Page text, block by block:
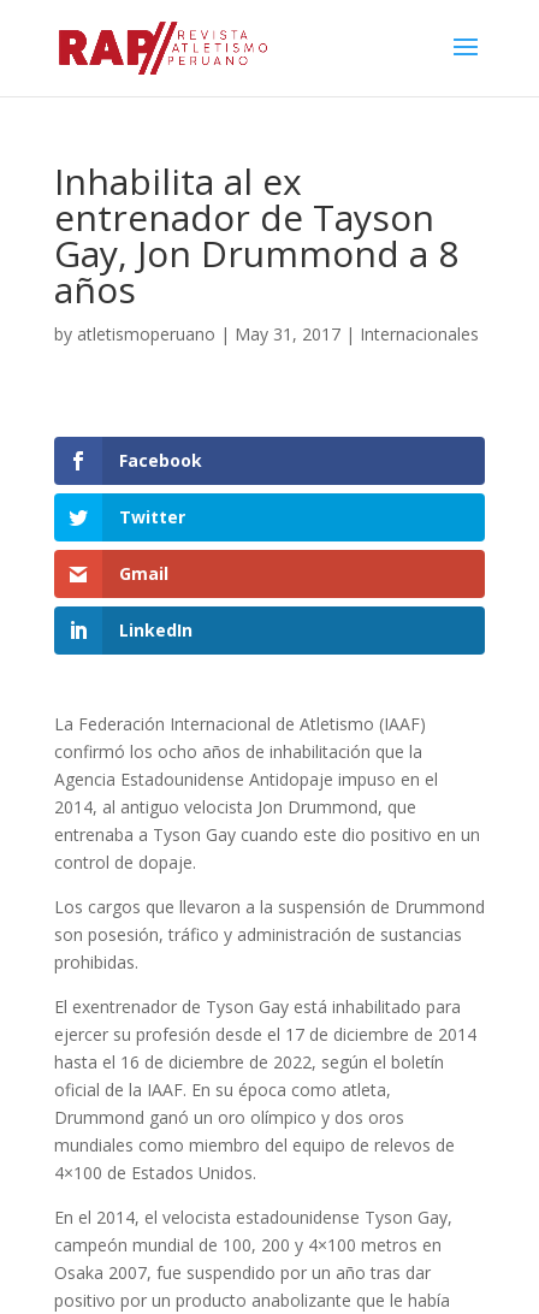
Inhabilita al ex
entrenador de Tayson
Gay, Jon Drummond a 8
años
by atletismoperuano | May 31, 2017| Internacionales
Facebook
Twitter
Gmail
LinkedIn
La Federación Internacional de Atletismo (IAAF)
confirmó los ocho años de inhabilitación que la
Agencia Estadounidense Antidopaje impuso en el
2014, al antiguo velocista Jon Drummond, que
entrenaba a Tyson Gay cuando este dio positivo en un
control de dopaje.
Los cargos que llevaron a la suspensión de Drummond
son posesión, tráfico y administración de sustancias
prohibidas.
El exentrenador de Tyson Gay está inhabilitado para
ejercer su profesión desde el 17 de diciembre de 2014
hasta el 16 de diciembre de 2022, según el boletín
oficial de la IAAF. En su época como atleta,
Drummond ganó un oro olímpico y dos oros
mundiales como miembro del equipo de relevos de
4×100 de Estados Unidos.
En el 2014, el velocista estadounidense Tyson Gay,
campeón mundial de 100, 200 y 4×100 metros en
Osaka 2007, fue suspendido por un año tras dar
positivo por un producto anabolizante que le había